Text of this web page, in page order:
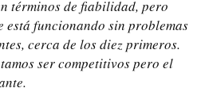
términos de fiabilidad, pero
está funcionando sin problemas
cerca de los diez primeros.
ser competitivos pero el